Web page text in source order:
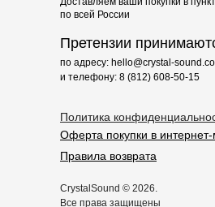
CrystalSound © 2026.
Все права защищены
Политика
Правила возврата
Оферта покупки в интернет-
Претензии
по адресу: hello@crystal-
и телефону: 8 (812) 608-50-15
по всей России